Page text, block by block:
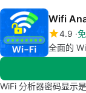
Wifi
4.9
全面的
WiFi 分析器密码显示